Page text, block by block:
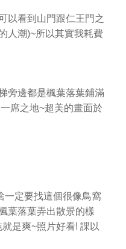
以看到山門跟仁王門之
人潮)~所以其實我耗費
旁邊都是楓葉落葉鋪滿
席之地~超美的畫面於
一定要找這個很像鳥窩
葉落葉弄出散景的樣
是爽~照片好看! 課以